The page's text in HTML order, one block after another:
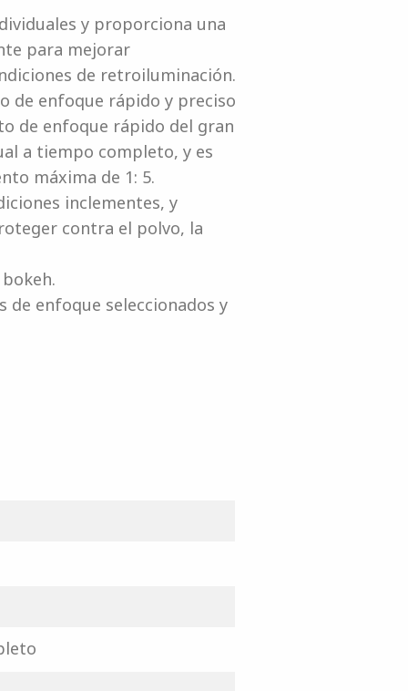
y proporciona una
para mejorar
de retroiluminación.
de enfoque rápido y preciso
de enfoque rápido del gran
a tiempo completo, y es
máxima de 1: 5.
inclementes, y
contra el polvo, la
de enfoque seleccionados y